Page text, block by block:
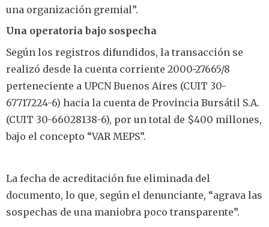
una organización gremial”.
Una operatoria bajo sospecha
Según los registros difundidos, la transacción se
realizó desde la cuenta corriente 2000-27665/8
perteneciente a UPCN Buenos Aires (CUIT 30-
67717224-6) hacia la cuenta de Provincia Bursátil S.A.
(CUIT 30-66028138-6), por un total de $400 millones,
bajo el concepto “VAR MEPS”.
La fecha de acreditación fue eliminada del
documento, lo que, según el denunciante, “agrava las
sospechas de una maniobra poco transparente”.